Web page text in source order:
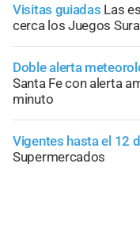
Visitas guiadas Las
cerca los Juegos
Doble alerta
Santa Fe con alerta
minuto
Vigentes hasta el 12
Supermercados